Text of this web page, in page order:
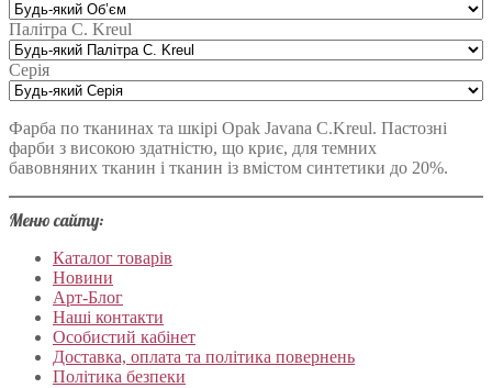
Палітра C. Kreul
Серія
Фарба по тканинах та шкірі Opak Javana C.Kreul. Пастозні
фарби з високою здатністю, що криє, для темних
бавовняних тканин і тканин із вмістом синтетики до 20%.
Меню сайту:
Каталог товарів
Новини
Арт-Блог
Наші контакти
Особистий кабінет
Доставка, оплата та політика повернень
Політика безпеки